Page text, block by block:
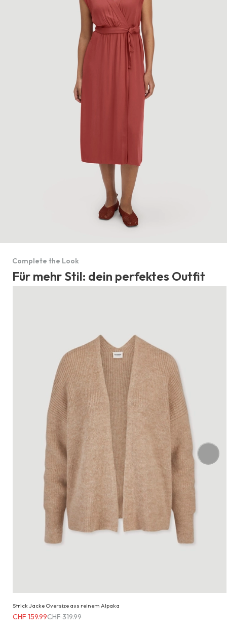
Complete the Look
Für mehr Stil: dein perfektes Outfit
Strick Jacke Oversize aus reinem Alpaka
Erhältlich
CHF 159.99CHF 319.99